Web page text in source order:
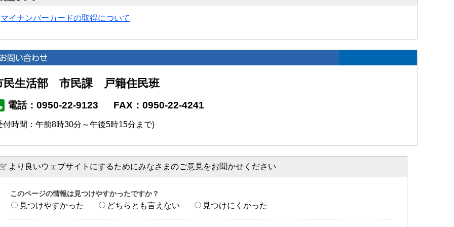
マイナンバーカードの取得について
民生活部 市民課 戸籍住民班
電話：0950-22-9123 FAX：0950-22-4241
付時間：午前8時30分～午後5時15分まで)
より良いウェブサイトにするためにみなさまのご意見をお聞かせください
このページの情報は見つけやすかったですか？
見つけやすかった どちらとも言えない 見つけにくかった